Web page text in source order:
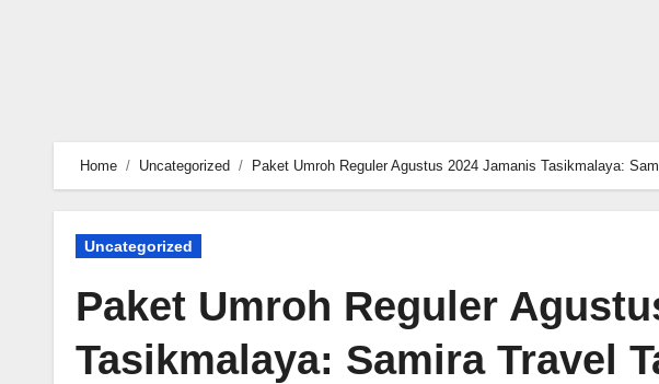
Home Uncategorized Paket Umroh Reguler Agustus 2024 Jamanis Tasikmalaya‎:
Uncategorized
Paket Umroh Reguler
Tasikmalaya‎: Samira Travel